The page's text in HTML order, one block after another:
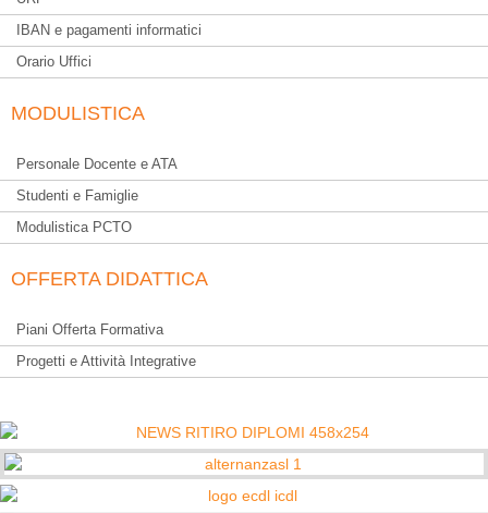
IBAN e pagamenti informatici
Orario Uffici
MODULISTICA
Personale Docente e ATA
Studenti e Famiglie
Modulistica PCTO
OFFERTA DIDATTICA
Piani Offerta Formativa
Progetti e Attività Integrative